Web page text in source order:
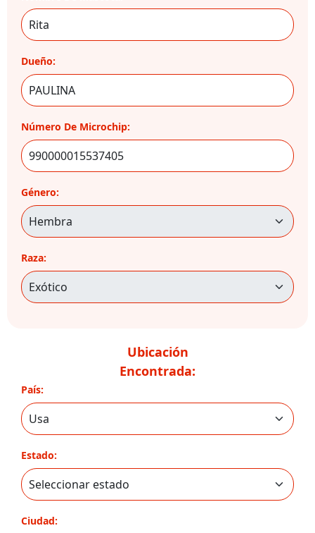
Dueño:
Número De Microchip:
Género:
Raza:
Ubicación
Encontrada:
País:
Estado:
Ciudad: